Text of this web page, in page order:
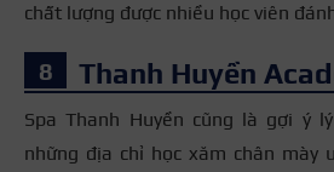
chất lượng được nhiều học viên
Thanh Huyền
Spa Thanh Huyền cũng là gợi ý
những địa chỉ học xăm chân mày